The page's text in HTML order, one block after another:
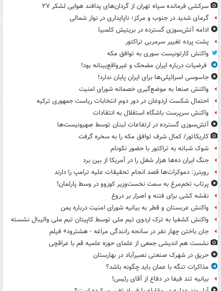
سرکشی فرمانده سپاه تهران از گردان‌های پدافند هوایی لشکر ۲۷
گرمای شدید در جنوب و مرکز؛ ناپایداری در نوار شمالی
ادامه آتش‌سوزی گسترده در بریتیش کلمبیا
پشت پرده تغییر سرمربی تراکتور
واکنش کارتونیست سوری به توافق مکه
فرضیات درباره ایران مضحک و غیرواقع‌بینانه بود!
جاسوسی اسرائیلی‌ها برای ایران پایان ندارد!
واکنش صنعا به موضع‌گیری خصمانه شورای امنیت
احتمال شکست اردوغان در دور دوم انتخابات ریاست جمهوری ترکیه
واکنش سرپرست باشگاه استقلال به انتقادات
آتش‌سوزی گسترده در ارتفاعات لبنان توسط صهیونیست‌ها
کاریکاتور/ کمال شرف توافق مکه را به سخره گرفت
شوک شبانه به تراکتور با حضور نکونام
جنگ ایران ده‌ها هزار شغل را در آمریکا از بین برد
رویترز: دموکرات‌ها قصد انجام تحقیقات علیه ترامپ را دارند
پرتاب تخم‌مرغ به سمت نخست‌وزیر کوزوو در وسط پارلمان!
نقشه کشی برای فتنه و اصرار بر دروغ
واکنش عربستان و قطر به بیانیه شورای امنیت درباره یمن
واکنش کشفیا به ترک اردوی تیم ملی توسط کاپیتان تیم ملی والیبال نشسته
جان باختن چهار نفر در سانحه رانندگی مراغه - هشترود+ فیلم
نشست هم اندیشی جمعی از علمای حوزه علمیه قم با عراقچی
حریق در شهرک صنعتی نصیرآباد در بهارستان
مذاکرات تنگه با عمان باید چگونه باشد؟
بیانیه تند فیفا در دفاع از آقای رئیس!